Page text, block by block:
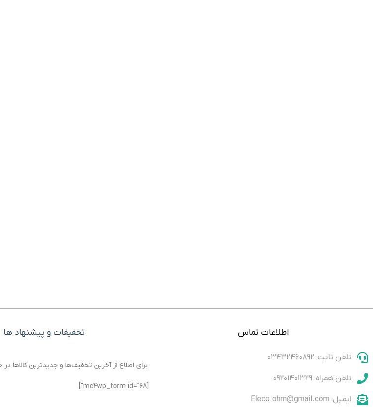
اطلاعات تماس
تلفن ثابت: ۰۳۴۳۲۴۶۰۸۹۲
تلفن همراه: ۰۹۲۰۱۴۰۱۳۲۹
ایمیل: Eleco.ohm@gmail.com
تخفیفات و پیشنهاد ها
برای اطلاع از آخرین تخفیف‌ها و جدیدترین کالاها در
[mc4wp_form id="68"]